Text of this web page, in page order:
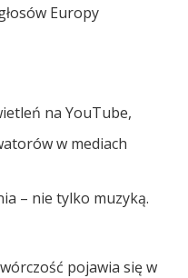
Europy
na YouTube,
w mediach
– nie tylko muzyką.
pojawia się w